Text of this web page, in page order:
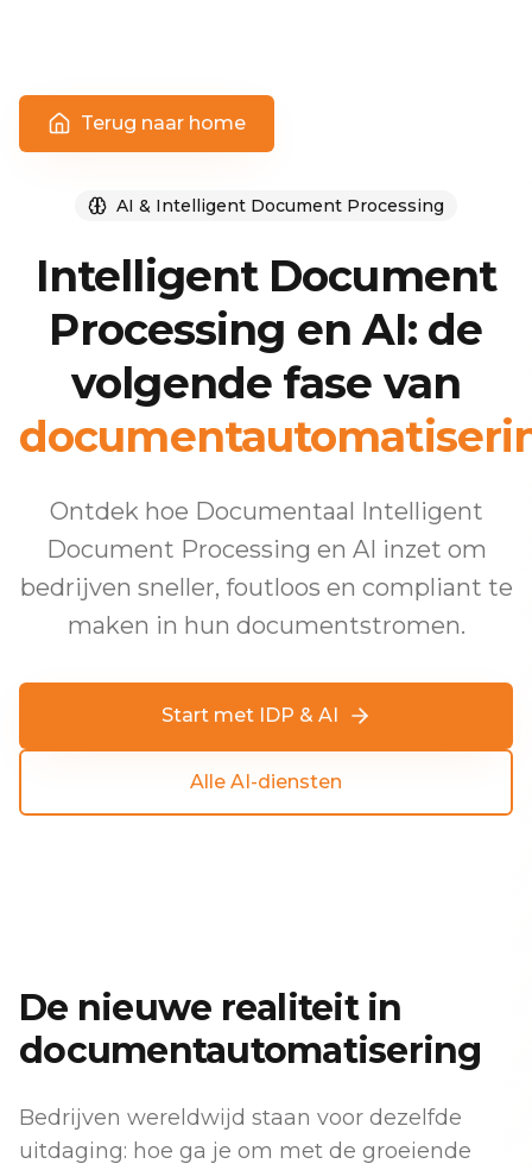
Terug naar home
AI & Intelligent Document Processing
Intelligent Document
Processing en AI: de
volgende fase van
Ontdek hoe Documentaal Intelligent
Document Processing en AI inzet om
bedrijven sneller, foutloos en compliant te
maken in hun documentstromen.
Start met IDP & AI
Alle AI-diensten
De nieuwe realiteit in
documentautomatisering
Bedrijven wereldwijd staan voor dezelfde
uitdaging: hoe ga je om met de groeiende